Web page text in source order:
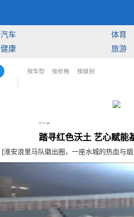
汽车 体育
健康 旅游
踏寻红色沃土 艺心赋
[淮安浪里马队徽出圈，一座水城的热血与烟